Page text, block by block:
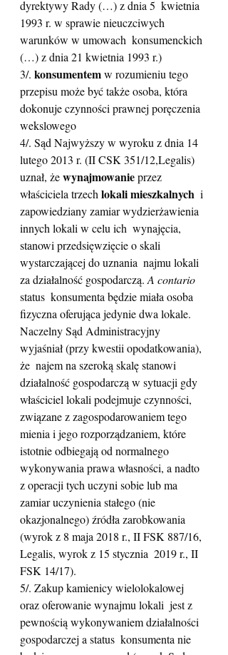
dyrektywy Rady (…) z dnia 5  kwietnia
1993 r. w sprawie nieuczciwych
warunków w umowach  konsumenckich
(…) z dnia 21 kwietnia 1993 r.)
3/. konsumentem w rozumieniu tego
przepisu może być także osoba, która
dokonuje czynności prawnej poręczenia
wekslowego
4/. Sąd Najwyższy w wyroku z dnia 14
lutego 2013 r. (II CSK 351/12,Legalis)
uznał, że wynajmowanie przez
właściciela trzech lokali mieszkalnych
  i
zapowiedziany zamiar wydzierżawienia
innych lokali w celu ich  wynajęcia,
stanowi przedsięwzięcie o skali
wystarczającej do uznania  najmu lokali
za działalność gospodarczą. A contario
status  konsumenta będzie miała osoba
fizyczna oferująca jedynie dwa lokale.
Naczelny Sąd Administracyjny
wyjaśniał (przy kwestii opodatkowania),
że  najem na szeroką skalę stanowi
działalność gospodarczą w sytuacji gdy
właściciel lokali podejmuje czynności,
związane z zagospodarowaniem tego
mienia i jego rozporządzaniem, które
istotnie odbiegają od normalnego
wykonywania prawa własności, a nadto
z operacji tych uczyni sobie lub ma
zamiar uczynienia stałego (nie
okazjonalnego) źródła zarobkowania
(wyrok z 8 maja 2018 r., II FSK 887/16,
Legalis, wyrok z 15 stycznia  2019 r., II
FSK 14/17).
5/. Zakup kamienicy wielolokalowej
oraz oferowanie wynajmu lokali  jest z
pewnością wykonywaniem działalności
gospodarczej a status  konsumenta nie